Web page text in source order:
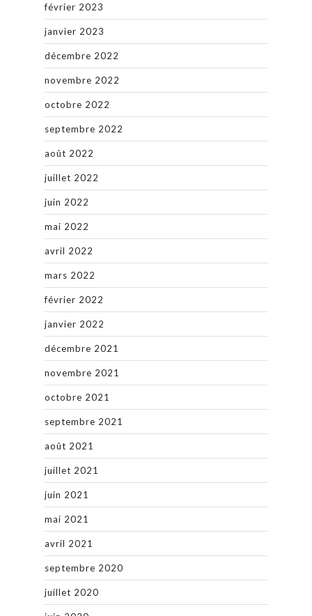
février 2023
janvier 2023
décembre 2022
novembre 2022
octobre 2022
septembre 2022
août 2022
juillet 2022
juin 2022
mai 2022
avril 2022
mars 2022
février 2022
janvier 2022
décembre 2021
novembre 2021
octobre 2021
septembre 2021
août 2021
juillet 2021
juin 2021
mai 2021
avril 2021
septembre 2020
juillet 2020